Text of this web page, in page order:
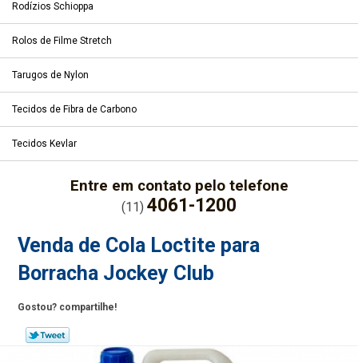
Rodízios Schioppa
Rolos de Filme Stretch
Tarugos de Nylon
Tecidos de Fibra de Carbono
Tecidos Kevlar
Entre em contato pelo telefone
(11) 4061-1200
Venda de Cola Loctite para
Borracha Jockey Club
Gostou? compartilhe!